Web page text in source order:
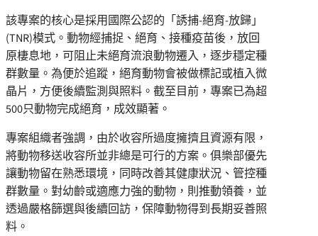
該專案的核心是採用國際公認的「誘捕-絕育-放歸」
(TNR)模式。動物經捕捉、絕育、接種疫苗後，放回
原棲息地，可阻止未絕育流浪動物遷入，逐步穩定種
群數量。為便於追蹤，絕育動物會被做標記或植入微
晶片，方便後續監測與照料。截至目前，專案已為超
500只動物完成絕育，成效顯著。
專案組織者強調，由於收容所過度擁擠且資源有限，
將動物移送收容所並非總是可行的方案。俱樂部優先
讓動物留在熟悉環境，同時改善其健康狀況、管控種
群數量。對幼齡或適應力強的動物，則推動領養，並
透過嚴格篩選與後續回訪，保障動物得到長期妥善照
料。